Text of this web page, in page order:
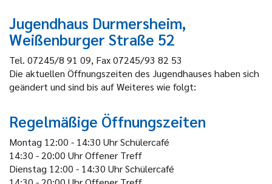
Jugendhaus Durmersheim,
Weißenburger Straße 52
Tel. 07245/8 91 09, Fax 07245/93 82 53
Die aktuellen Öffnungszeiten des Jugendhauses haben sich
geändert und sind bis auf Weiteres wie folgt:
Regelmäßige Öffnungszeiten
Montag 12:00 - 14:30 UhrSchülercafé
14:30 - 20:00 UhrOffener Treff
Dienstag 12:00 - 14:30 UhrSchülercafé